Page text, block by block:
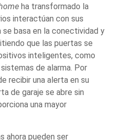
ha transformado la
interactúan con sus
basa en la conectividad y
que las puertas se
inteligentes, como
de alarma. Por
recibir una alerta en su
de garaje se abre sin
una mayor
ahora pueden ser